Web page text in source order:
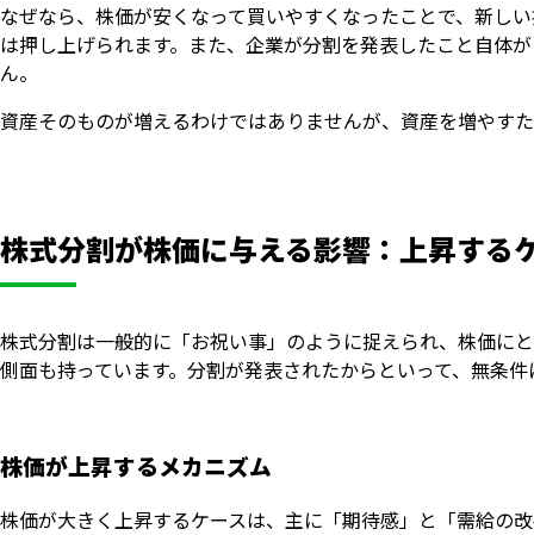
なぜなら、株価が安くなって買いやすくなったことで、新し
は押し上げられます。また、企業が分割を発表したこと自体
ん。
資産そのものが増えるわけではありませんが、資産を増やす
株式分割が株価に与える影響：上昇する
株式分割は一般的に「お祝い事」のように捉えられ、株価に
側面も持っています。分割が発表されたからといって、無条
株価が上昇するメカニズム
株価が大きく上昇するケースは、主に「期待感」と「需給の